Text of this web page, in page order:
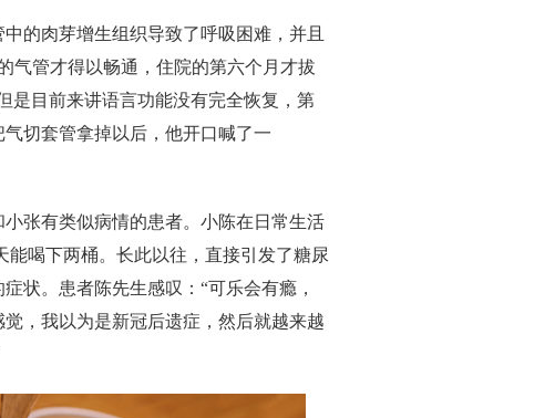
肉芽增生组织导致了呼吸困难，并且
气管才得以畅通，住院的第六个月才拔
是目前来讲语言功能没有完全恢复，第
切套管拿掉以后，他开口喊了一
张有类似病情的患者。小陈在日常生活
喝下两桶。长此以往，直接引发了糖尿
状。患者陈先生感叹：“可乐会有瘾，
，我以为是新冠后遗症，然后就越来越